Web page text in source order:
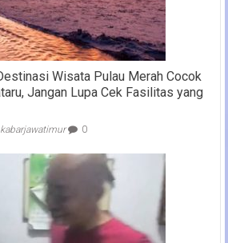
Wisata Pulau Merah Cocok
Jangan Lupa Cek Fasilitas yang
kabarjawatimur 0